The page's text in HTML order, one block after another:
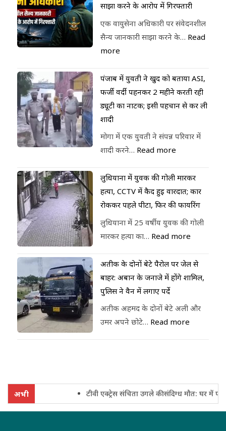
साझा करने के आरोप में गिरफ्तारी
एक वायुसेना अधिकारी पर संवेदनशील
सैन्य जानकारी साझा करने के… Read
more
पंजाब में युवती ने खुद को बताया ASI,
फर्जी वर्दी पहनकर 2 महीने करती रही
ड्यूटी का नाटक; इसी पहचान से कर ली
शादी
मोगा में एक युवती ने संपन्न परिवार में
शादी करने… Read more
लुधियाना में युवक की गोली मारकर
हत्या, CCTV में कैद हुई वारदात; कार
रोककर पहले पीटा, फिर की फायरिंग
लुधियाना में 25 वर्षीय युवक की गोली
मारकर हत्या का… Read more
अतीक के दोनों बेटे पैरोल पर जेल से
बाहर: अबान के जनाजे में होंगे शामिल,
पुलिस ने वैन में लगाए पर्दे
अतीक अहमद के दोनों बेटे अली और
उमर अपने छोटे… Read more
अभी टीवी एक्ट्रेस संचिता उगले की संदिग्ध मौत: घर में